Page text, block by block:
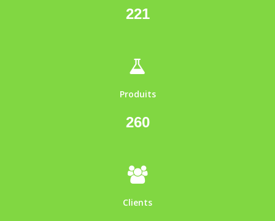
221
Produits
260
Clients